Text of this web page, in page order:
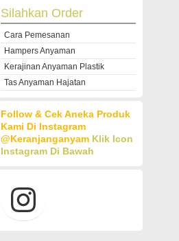
Silahkan Order
Cara Pemesanan
Hampers Anyaman
Kerajinan Anyaman Plastik
Tas Anyaman Hajatan
Follow & Cek Aneka Produk
Kami Di Instagram
@keranjanganyam Klik Icon
Instagram Di Bawah